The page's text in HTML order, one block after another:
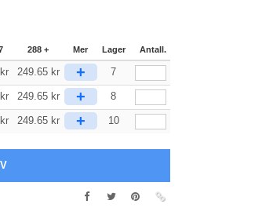
288 + Mer Lager Antall.
kr 249.65 kr + 7
kr 249.65 kr + 8
kr 249.65 kr + 10